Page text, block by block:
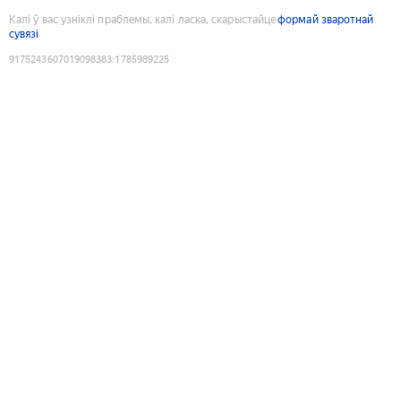
Калі ў вас узніклі праблемы, калі ласка, скарыстайцеформай зваротнай
сувязі
9175243607019098383:1785989225